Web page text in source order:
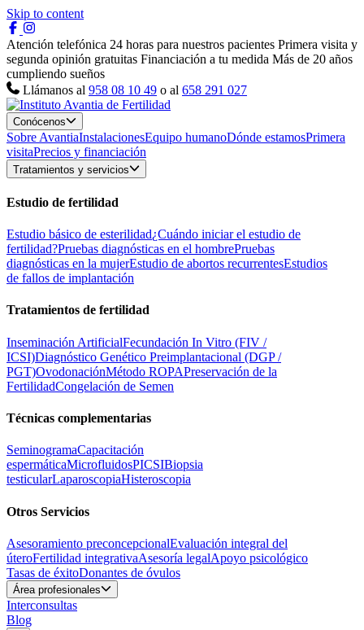
Skip to content
Atención telefónica 24 horas para nuestros pacientes Primera visita y
segunda opinión gratuitas Financiación a tu medida Más de 20 años
cumpliendo sueños
Llámanos al 958 08 10 49 o al 658 291 027
Conócenos
Sobre AvantiaInstalacionesEquipo humanoDónde estamosPrimera
visitaPrecios y financiación
Tratamientos y servicios
Estudio de fertilidad
Estudio básico de esterilidad¿Cuándo iniciar el estudio de
fertilidad?Pruebas diagnósticas en el hombrePruebas
diagnósticas en la mujerEstudio de abortos recurrentesEstudios
de fallos de implantación
Tratamientos de fertilidad
Inseminación ArtificialFecundación In Vitro (FIV /
ICSI)Diagnóstico Genético Preimplantacional (DGP /
PGT)OvodonaciónMétodo ROPAPreservación de la
FertilidadCongelación de Semen
Técnicas complementarias
SeminogramaCapacitación
espermáticaMicrofluidosPICSIBiopsia
testicularLaparoscopiaHisteroscopia
Otros Servicios
Asesoramiento preconcepcionalEvaluación integral del
úteroFertilidad integrativaAsesoría legalApoyo psicológico
Tasas de éxitoDonantes de óvulos
Área profesionales
Interconsultas
Blog